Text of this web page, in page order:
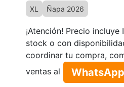
XL Ñapa 2026
¡Atención! Precio
stock o con
coordinar tu compra,
ventas al
WhatsApp​​​​